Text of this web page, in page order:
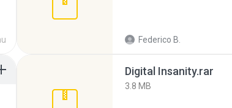
Federico B.
Digital Insanity.rar
3.8 MB